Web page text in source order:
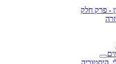
- פרק חלק
היסטוריה